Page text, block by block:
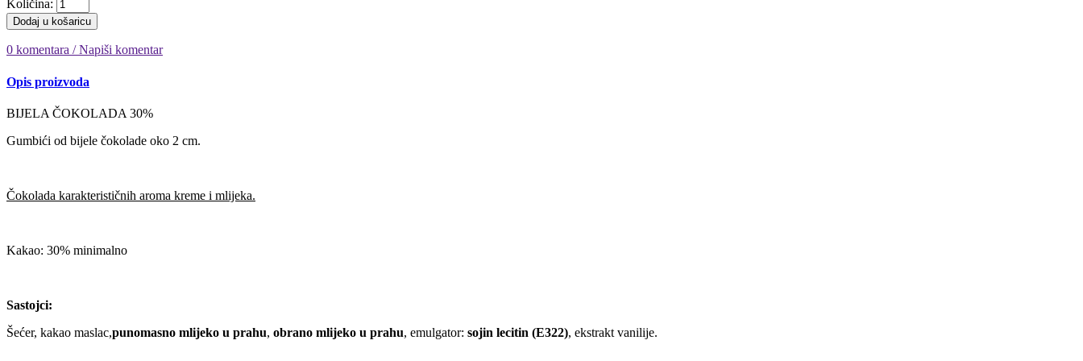
Količina:
Dodaj u košaricu
0 komentara / Napiši komentar
Opis proizvoda
BIJELA ČOKOLADA 30%
Gumbići od bijele čokolade oko 2 cm.
Čokolada karakterističnih aroma kreme i mlijeka.
Kakao: 30% minimalno
Sastojci:
Šećer, kakao maslac,punomasno mlijeko u prahu, obrano mlijeko u prahu, emulgator: sojin lecitin (E322), ekstrakt vanilije.